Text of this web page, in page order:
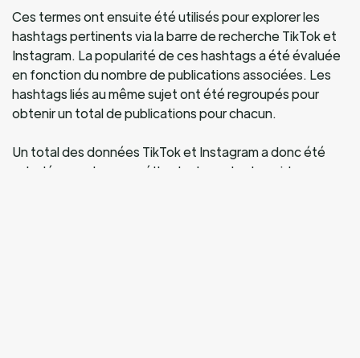
Ces termes ont ensuite été utilisés pour explorer les
hashtags pertinents via la barre de recherche TikTok et
Instagram. La popularité de ces hashtags a été évaluée
en fonction du nombre de publications associées. Les
hashtags liés au même sujet ont été regroupés pour
obtenir un total de publications pour chacun.
Un total des données TikTok et Instagram a donc été
calculé pour chaque méthode de perte de poids,